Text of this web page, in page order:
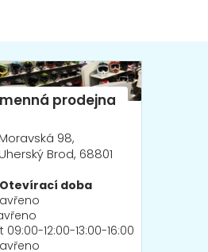
98,
Brod, 68801
Otevírací doba
09:00-12:00-13:00-16:00